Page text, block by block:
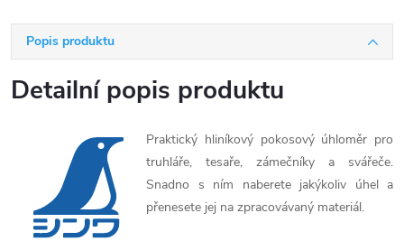
Popis produktu
Detailní popis produktu
Praktický hliníkový pokosový úhloměr pro
truhláře, tesaře, zámečníky a svářeče.
Snadno s ním naberete jakýkoliv úhel a
přenesete jej na zpracovávaný materiál.